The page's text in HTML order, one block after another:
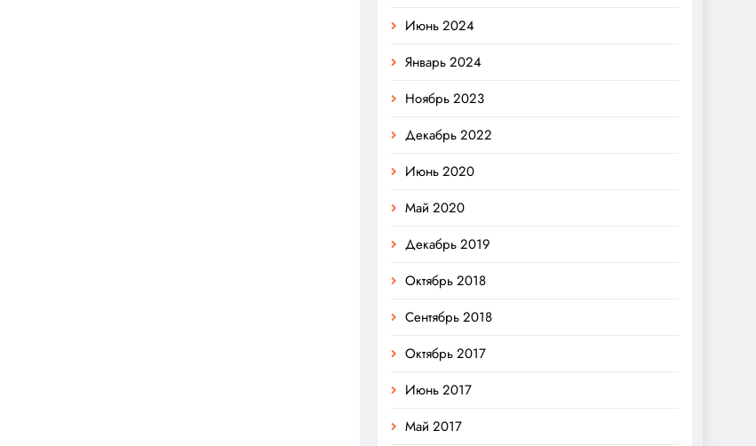
Июнь 2024
Январь 2024
Ноябрь 2023
Декабрь 2022
Июнь 2020
Май 2020
Декабрь 2019
Октябрь 2018
Сентябрь 2018
Октябрь 2017
Июнь 2017
Май 2017